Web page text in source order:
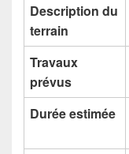
Description du
terrain
Travaux
prévus
Durée estimée